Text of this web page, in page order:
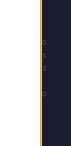
Offroad moto
Revistacarros
Revistamotos
Mundonautico